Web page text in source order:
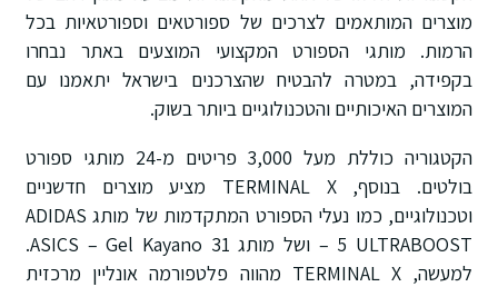
מוצרים המותאמים לצרכים של ספורטאים וספורטאיות בכל
הרמות. מותגי הספורט המקצועי המוצעים באתר נבחרו
בקפידה, במטרה להבטיח שהצרכנים בישראל יתאמנו עם
המוצרים האיכותיים והטכנולוגיים ביותר בשוק.
הקטגוריה כוללת מעל 3,000 פריטים מ-24 מותגי ספורט
בולטים. בנוסף, TERMINAL X מציע מוצרים חדשניים
וטכנולוגיים, כמו נעלי הספורט המתקדמות של מותג ADIDAS
– 5 ULTRABOOST ושל מותג ASICS – Gel Kayano 31.
למעשה, TERMINAL X מהווה פלטפורמה אונליין מרכזית